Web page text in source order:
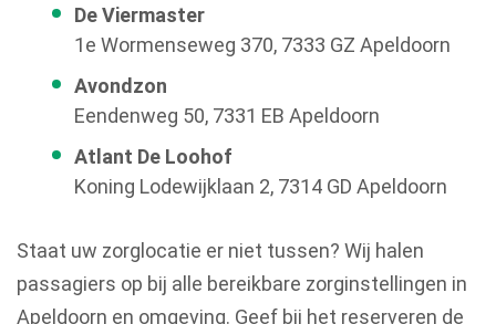
De Viermaster
1e Wormenseweg 370, 7333 GZ Apeldoorn
Avondzon
Eendenweg 50, 7331 EB Apeldoorn
Atlant De Loohof
Koning Lodewijklaan 2, 7314 GD Apeldoorn
Staat uw zorglocatie er niet tussen? Wij halen
passagiers op bij alle bereikbare zorginstellingen in
Apeldoorn en omgeving. Geef bij het reserveren de